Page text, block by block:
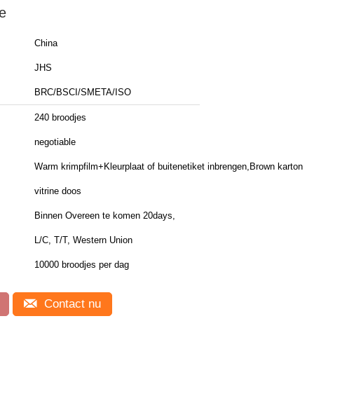
China
JHS
BRC/BSCI/SMETA/ISO
240 broodjes
negotiable
Warm krimpfilm+Kleurplaat of buitenetiket inbrengen,Brown karton of
vitrine doos
Binnen Overeen te komen 20days,
L/C, T/T, Western Union
10000 broodjes per dag
Contact nu